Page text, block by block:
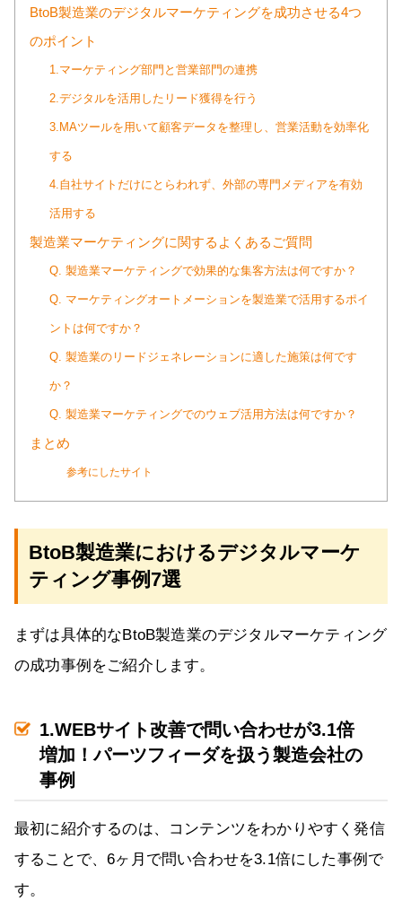
BtoB製造業のデジタルマーケティングを成功させる4つ
のポイント
1.マーケティング部門と営業部門の連携
2.デジタルを活用したリード獲得を行う
3.MAツールを用いて顧客データを整理し、営業活動を効率化
する
4.自社サイトだけにとらわれず、外部の専門メディアを有効
活用する
製造業マーケティングに関するよくあるご質問
Q. 製造業マーケティングで効果的な集客方法は何ですか？
Q. マーケティングオートメーションを製造業で活用するポイ
ントは何ですか？
Q. 製造業のリードジェネレーションに適した施策は何です
か？
Q. 製造業マーケティングでのウェブ活用方法は何ですか？
まとめ
参考にしたサイト
BtoB製造業におけるデジタルマーケ
ティング事例7選
まずは具体的なBtoB製造業のデジタルマーケティング
の成功事例をご紹介します。
1.WEBサイト改善で問い合わせが3.1倍
増加！パーツフィーダを扱う製造会社の
事例
最初に紹介するのは、コンテンツをわかりやすく発信
することで、6ヶ月で問い合わせを3.1倍にした事例で
す。